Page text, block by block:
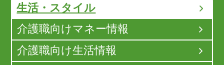
生活・スタイル
介護職向けマネー情報
介護職向け生活情報